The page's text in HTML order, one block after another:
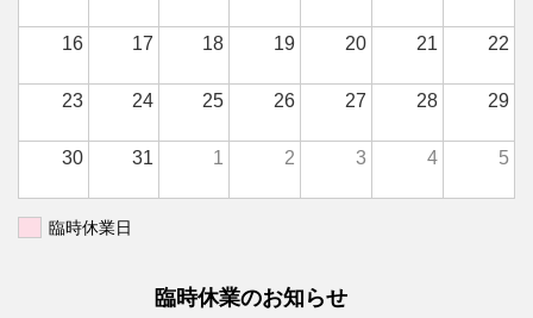
16 17 18 19 20 21 22
23 24 25 26 27 28 29
30 31 1 2 3 4 5
臨時休業日
臨時休業のお知らせ